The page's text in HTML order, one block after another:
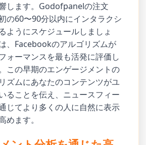
します。Godofpanelの注文
の60〜90分以内にインタラクシ
ようにスケジュールしましょ
、Facebookのアルゴリズムが
ォーマンスを最も活発に評価し
この早期のエンゲージメントの
ズムにあなたのコンテンツがユ
ることを伝え、ニュースフィー
じてより多くの人に自然に表示
めます。